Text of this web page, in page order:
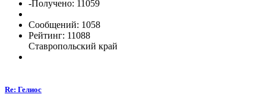
-Получено: 11059
Сообщений: 1058
Рейтинг: 11088
Ставропольский край
Re: Гелиос